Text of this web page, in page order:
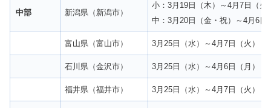
中部 新潟県（新潟市）
小：3月19日（木）～4月7日（火
中：3月20日（金・祝）～4月6日
富山県（富山市） 3月25日（水）～4月7日（火）
石川県（金沢市） 3月25日（水）～4月6日（月）
福井県（福井市） 3月25日（水）～4月7日（火）